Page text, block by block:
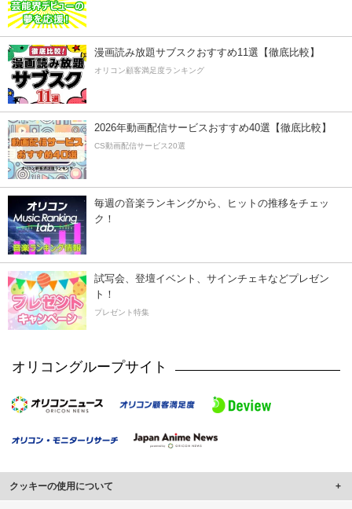
漫画読み放題サブスクおすすめ11選【徹底比較】
オリコン顧客満足度ランキング
2026年動画配信サービスおすすめ40選【徹底比較】
CS動画配信サービス20選
毎週の音楽ランキングから、ヒットの推移をチェッ
ク！
試写会、登壇イベント、サインチェキなどプレゼン
ト！
プレゼント特集
オリコングループサイト
クッキーの使用について